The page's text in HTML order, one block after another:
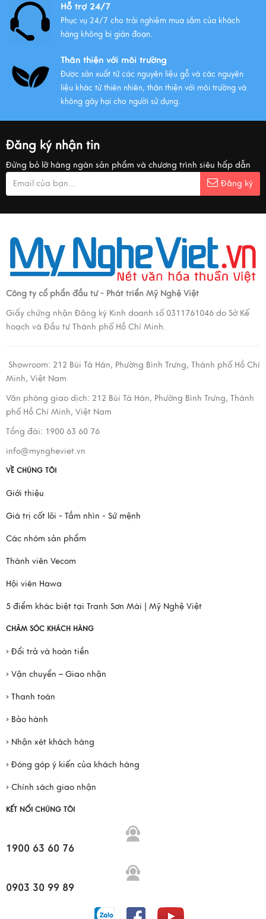
Hỗ trợ 24/7
Phục vụ 24/7 cho trải nghiệm mua sắm của khách
hàng không bị gián đoạn.
Thân thiện với môi trường
Được sản xuất từ các nguyên liệu gỗ và các nguyên
liệu khác từ thiên nhiên, thân thiện với môi trường và
không gây hại cho người sử dụng.
Đăng ký nhận tin
Đừng bỏ lỡ hàng ngàn sản phẩm và chương trình siêu hấp dẫn
Đăng ký
Công ty cổ phẩn đầu tư - Phát triển Mỹ Nghệ Việt
Giấy chứng nhận Đăng ký Kinh doanh số 0311761046 do Sở Kế
hoạch và Đầu tư Thành phố Hồ Chí Minh.
Showroom: 212 Bùi Tá Hán, Phường Bình Trưng, Thành phố Hồ Chí
Minh, Việt Nam
Văn phòng giao dịch: 212 Bùi Tá Hán, Phường Bình Trưng, Thành
phố Hồ Chí Minh, Việt Nam
Tổng đài: 1900 63 60 76
info@myngheviet.vn
VỀ CHÚNG TÔI
Giới thiệu
Giá trị cốt lõi - Tầm nhìn - Sứ mệnh
Các nhóm sản phẩm
Thành viên Vecom
Hội viên Hawa
5 điểm khác biệt tại Tranh Sơn Mài | Mỹ Nghệ Việt
CHĂM SÓC KHÁCH HÀNG
› Đổi trả và hoàn tiền
› Vận chuyển – Giao nhận
› Thanh toán
› Bảo hành
› Nhận xét khách hàng
› Đóng góp ý kiến của khách hàng
› Chính sách giao nhận
KẾT NỐI CHÚNG TÔI
1900 63 60 76
0903 30 99 89